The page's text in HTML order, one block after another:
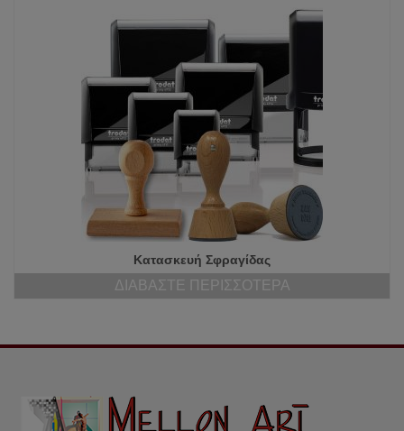
Κατασκευή Σφραγίδας
ΔΙΑΒΆΣΤΕ ΠΕΡΙΣΣΌΤΕΡΑ